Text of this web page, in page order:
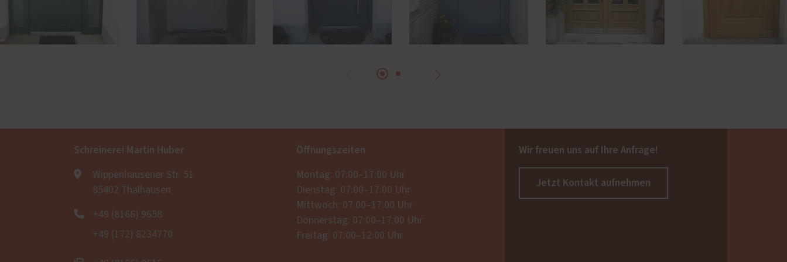
Schreinerei Martin Huber
Wippenhausener Str. 51
85402 Thalhausen
+49 (8166) 9658
+49 (172) 8234770
Öffnungszeiten
Montag: 07:00–17:00 Uhr
Dienstag: 07:00–17:00 Uhr
Mittwoch: 07:00–17:00 Uhr
Donnerstag: 07:00–17:00 Uhr
Freitag: 07:00–12:00 Uhr
Wir freuen uns auf Ihre Anfrage!
Jetzt Kontakt aufnehmen